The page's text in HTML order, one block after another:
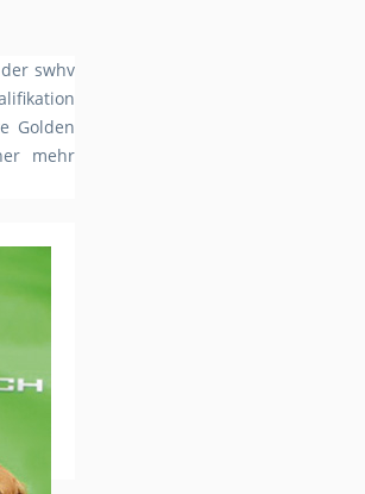
swhv
Golden
mehr